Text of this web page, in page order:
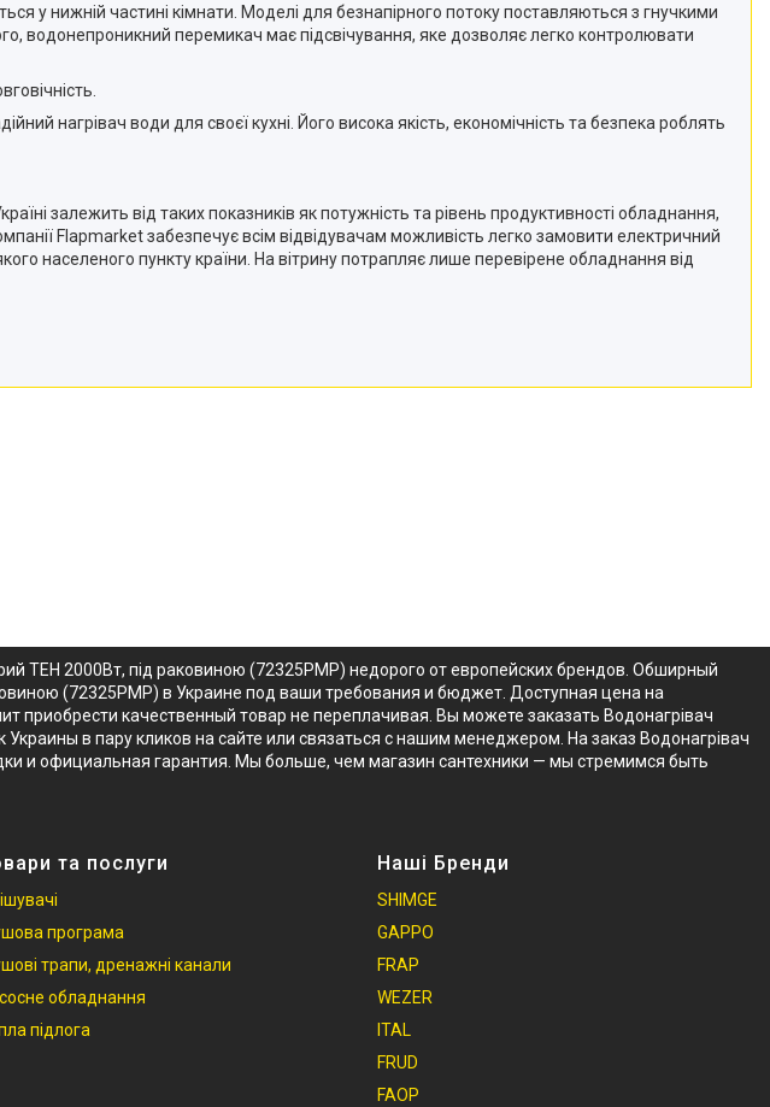
у нижній частині кімнати. Моделі для безнапірного потоку поставляються з гнучкими
водонепроникний перемикач має підсвічування, яке дозволяє легко контролювати
нагрівач води для своєї кухні. Його висока якість, економічність та безпека роблять
залежить від таких показників як потужність та рівень продуктивності обладнання,
Flapmarket забезпечує всім відвідувачам можливість легко замовити електричний
населеного пункту країни. На вітрину потрапляє лише перевірене обладнання від
ТЕН 2000Вт, під раковиною (72325PMP) недорого от европейских брендов. Обширный
(72325PMP) в Украине под ваши требования и бюджет. Доступная цена на
приобрести качественный товар не переплачивая. Вы можете заказать Водонагрівач
в пару кликов на сайте или связаться с нашим менеджером. На заказ Водонагрівач
и официальная гарантия. Мы больше, чем магазин сантехники — мы стремимся быть
та послуги
програма
трапи, дренажні канали
обладнання
підлога
Наші Бренди
SHIMGE
GAPPO
FRAP
WEZER
ITAL
FRUD
FAOP